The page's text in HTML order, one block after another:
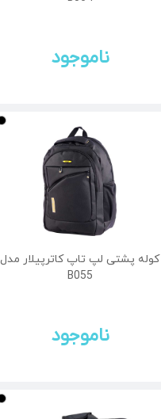
ناموجود
کوله پشتی لپ تاپ کاترپیلار مدل
B055
ناموجود